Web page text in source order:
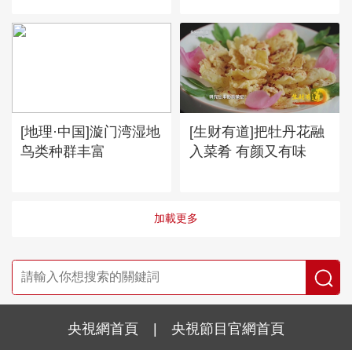
[地理·中国]漩门湾湿地
鸟类种群丰富
[生财有道]把牡丹花融
入菜肴 有颜又有味
加載更多
央視網首頁 | 央視節目官網首頁